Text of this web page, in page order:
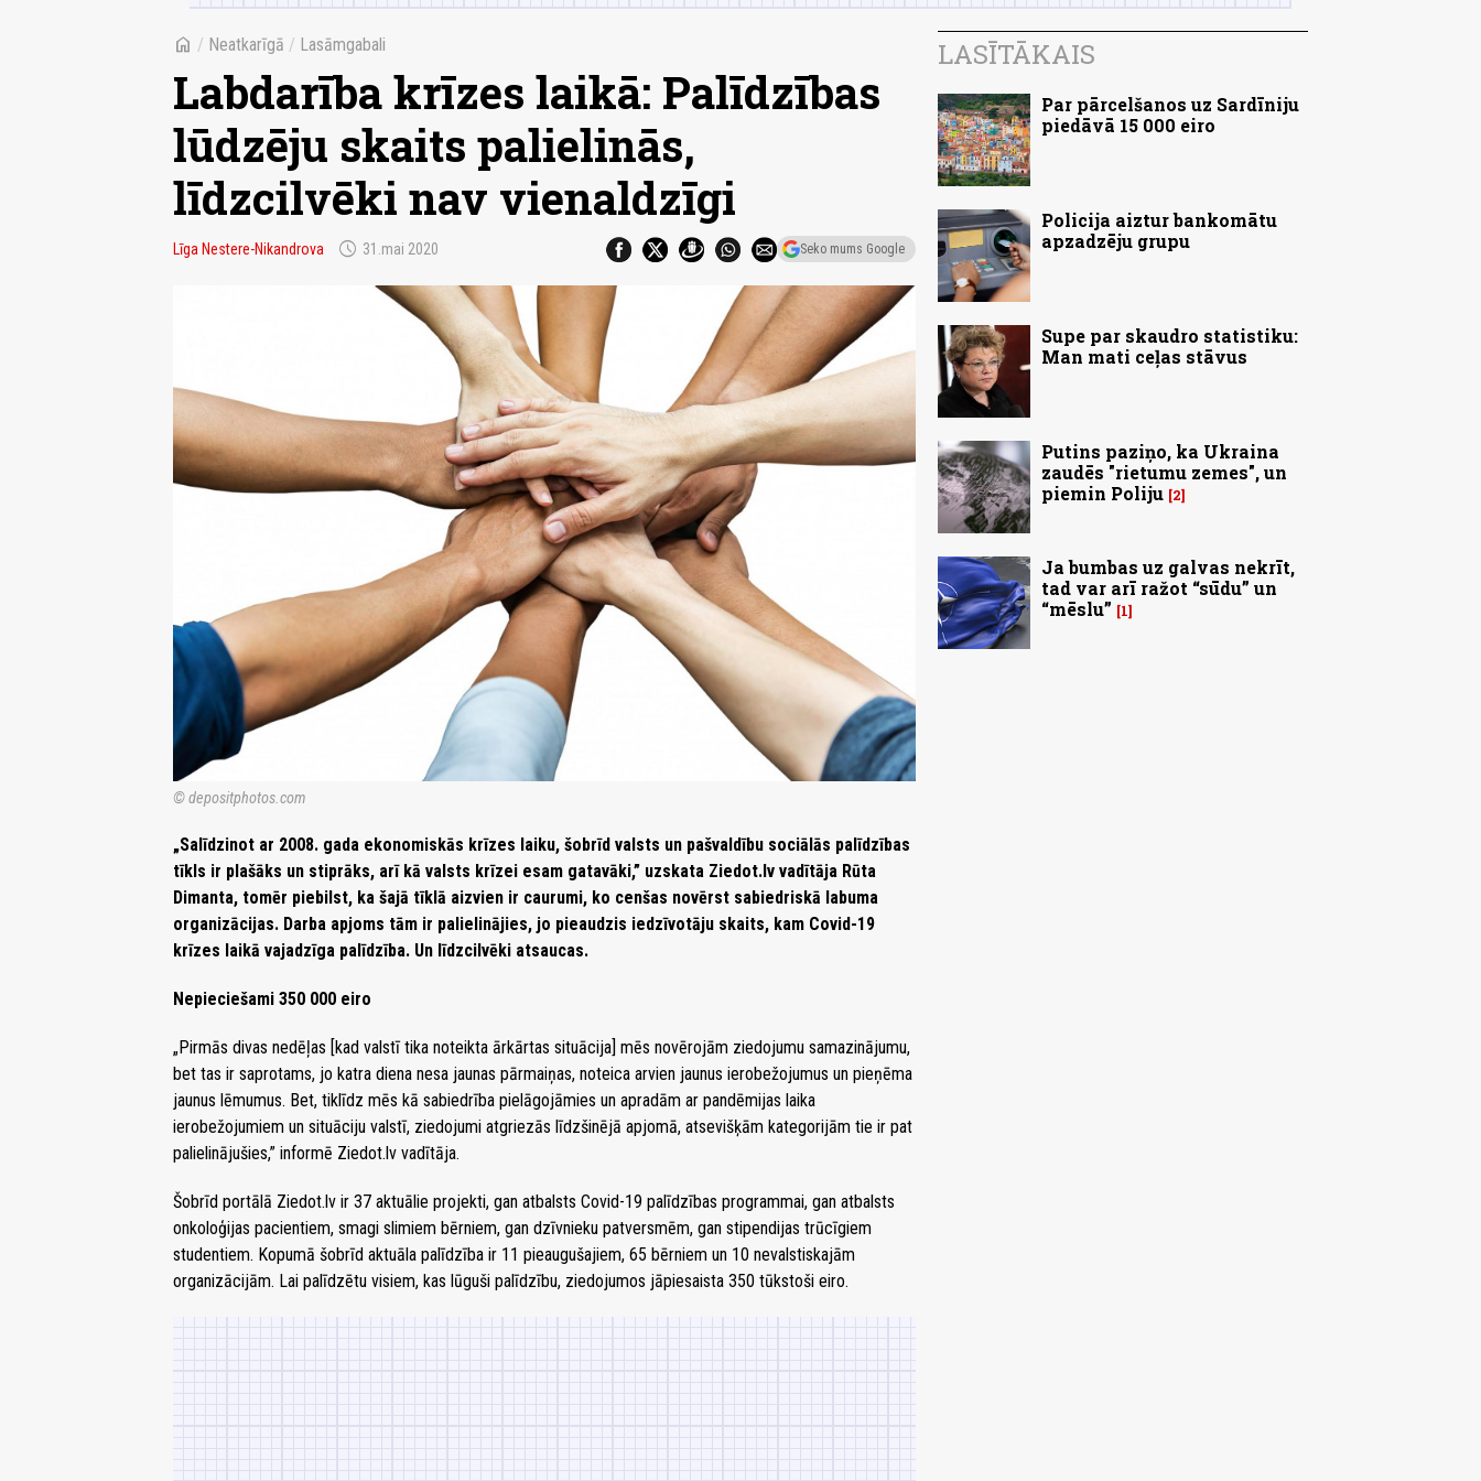
home / Neatkarīgā / Lasāmgabali
Labdarība krīzes laikā: Palīdzības
lūdzēju skaits palielinās,
līdzcilvēki nav vienaldzīgi
Līga Nestere-Nikandrova schedule 31.mai 2020 Seko mums Google
© depositphotos.com
„Salīdzinot ar 2008. gada ekonomiskās krīzes laiku, šobrīd valsts un pašvaldību sociālās palīdzības
tīkls ir plašāks un stiprāks, arī kā valsts krīzei esam gatavāki,” uzskata Ziedot.lv vadītāja Rūta
Dimanta, tomēr piebilst, ka šajā tīklā aizvien ir caurumi, ko cenšas novērst sabiedriskā labuma
organizācijas. Darba apjoms tām ir palielinājies, jo pieaudzis iedzīvotāju skaits, kam Covid-19
krīzes laikā vajadzīga palīdzība. Un līdzcilvēki atsaucas.
Nepieciešami 350 000 eiro
„Pirmās divas nedēļas [kad valstī tika noteikta ārkārtas situācija] mēs novērojām ziedojumu samazinājumu,
bet tas ir saprotams, jo katra diena nesa jaunas pārmaiņas, noteica arvien jaunus ierobežojumus un pieņēma
jaunus lēmumus. Bet, tiklīdz mēs kā sabiedrība pielāgojāmies un apradām ar pandēmijas laika
ierobežojumiem un situāciju valstī, ziedojumi atgriezās līdzšinējā apjomā, atsevišķām kategorijām tie ir pat
palielinājušies,” informē Ziedot.lv vadītāja.
Šobrīd portālā Ziedot.lv ir 37 aktuālie projekti, gan atbalsts Covid-19 palīdzības programmai, gan atbalsts
onkoloģijas pacientiem, smagi slimiem bērniem, gan dzīvnieku patversmēm, gan stipendijas trūcīgiem
studentiem. Kopumā šobrīd aktuāla palīdzība ir 11 pieaugušajiem, 65 bērniem un 10 nevalstiskajām
organizācijām. Lai palīdzētu visiem, kas lūguši palīdzību, ziedojumos jāpiesaista 350 tūkstoši eiro.
LASĪTĀKAIS
Par pārcelšanos uz Sardīniju
piedāvā 15 000 eiro
Policija aiztur bankomātu
apzadzēju grupu
Supe par skaudro statistiku:
Man mati ceļas stāvus
Putins paziņo, ka Ukraina
zaudēs "rietumu zemes", un
piemin Poliju 2
Ja bumbas uz galvas nekrīt,
tad var arī ražot “sūdu” un
“mēslu”
1